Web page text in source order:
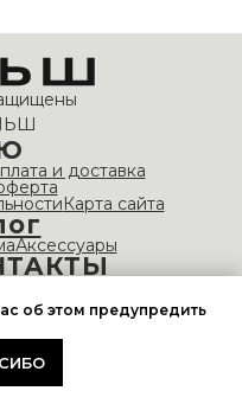
и доставка
Карта сайта
Аксессуары
— 20:00
об этом предупредить